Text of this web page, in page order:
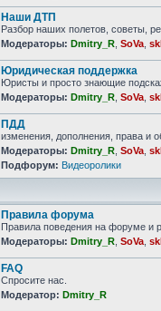
Наши ДТП
Разбор наших полетов, советы,
Модераторы: Dmitry_R SoVa
Юридическая поддержка
Юристы и просто знающие
Модераторы: Dmitry_R SoVa
ПДД
изменения, дополнения, права и
Модераторы: Dmitry_R SoVa
Подфорум: Видеоролики
Правила форума
Правила поведения на форуме и
Модераторы: Dmitry_R SoVa
FAQ
Спросите нас.
Модератор: Dmitry_R